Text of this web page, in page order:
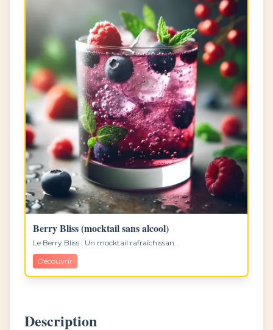
Berry Bliss (mocktail sans alcool)
Le Berry Bliss : Un mocktail rafraîchissan...
Découvrir
Description